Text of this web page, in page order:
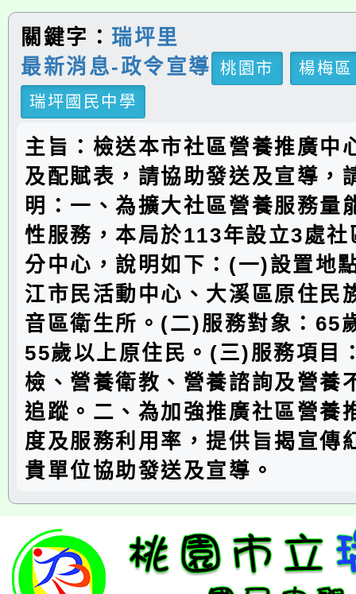
關鍵字： 瑞坪里
最新消息-政令宣導
桃園市
楊梅區
瑞坪國民中學
主旨：檢送本市社區營養推廣中
及配賦表，請協助發送及宣導，
明：一、為擴大社區營養服務量
性服務，本局於113年設立3處社
分中心，說明如下：(一)設置地
江市民活動中心、大溪區原住民
音區衛生所。(二)服務對象：65
55歲以上原住民。(三)服務項目
檢、營養衛教、營養諮詢及營養
追蹤。二、為加強推廣社區營養
度及服務利用率，提供旨揭宣傳
貴單位協助發送及宣導。